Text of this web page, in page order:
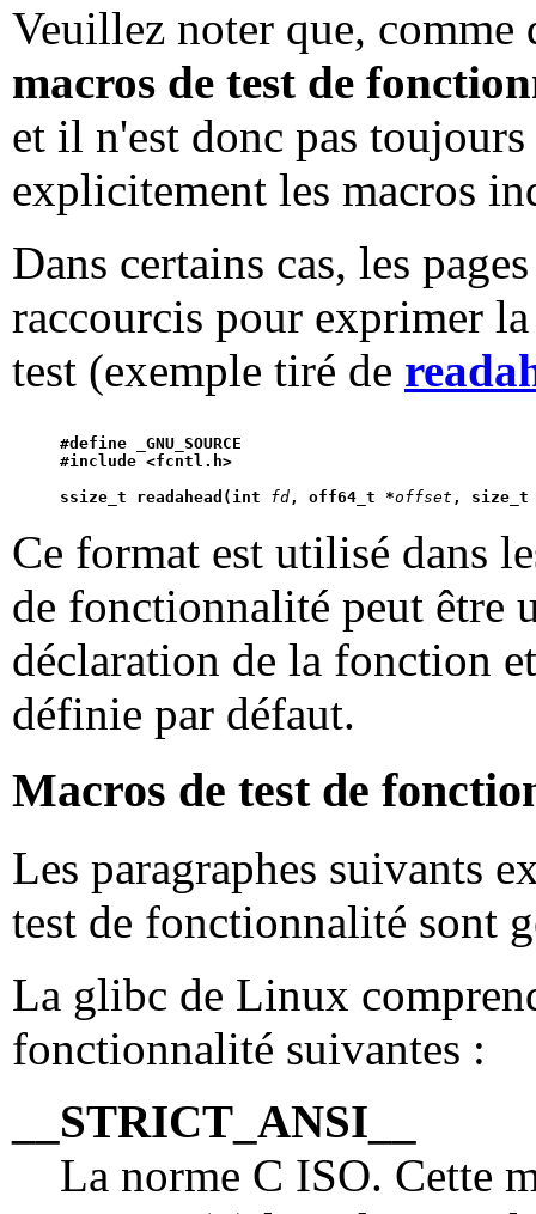
Veuillez noter que,
macros de test de
et il n'est donc pas
explicitement les macros
Dans certains cas, les
raccourcis pour exprimer la
test (exemple tiré de
#define _GNU_SOURCE
#include <fcntl.h>
ssize_t readahead(int fd , off64_t *offset ,
Ce format est utilisé dans
de fonctionnalité peut être
déclaration de la fonction
définie par défaut.
Macros de test de
Les paragraphes suivants
test de fonctionnalité sont
La glibc de Linux
fonctionnalité suivantes :
__STRICT_ANSI__
La norme C ISO. Cette